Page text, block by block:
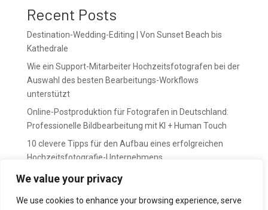
We value your privacy
We use cookies to enhance your browsing experience, serve
Recent Posts
Destination-Wedding-Editing | Von Sunset Beach bis
Kathedrale
Wie ein Support-Mitarbeiter Hochzeitsfotografen bei der
Auswahl des besten Bearbeitungs-Workflows
unterstützt
Online-Postproduktion für Fotografen in Deutschland:
Professionelle Bildbearbeitung mit KI + Human Touch
10 clevere Tipps für den Aufbau eines erfolgreichen
Hochzeitsfotografie-Unternehmens
April bedeutet Vorbereitung. Mai bedeutet Druck.